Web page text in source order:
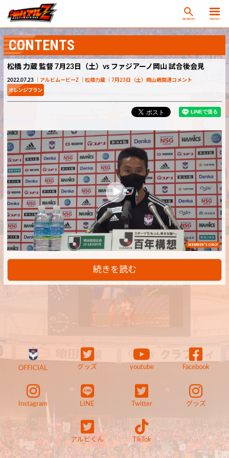
SEARCH MENU
CONTENTS
松橋 力蔵 監督 7月23日（土）vs ファジアーノ岡山 試合後会見
2022.07.23 アルビムービーZ 松橋力蔵 7月23日（土）岡山戦関連コメント
MEMBER'S ONLY
続きを読む
OFFICIAL グッズ youtube Facebook
Instagram LINE Twitter グッズ
アルビくん TikTok